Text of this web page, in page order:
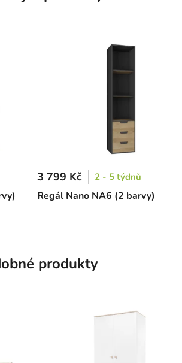
Regál Nano NA6 (2 barvy)
3 799 Kč 2 - 5 týdnů
produkty